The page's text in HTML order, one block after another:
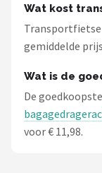
Wat kost
gemiddelde
Wat is de
De
voor € 11,98.